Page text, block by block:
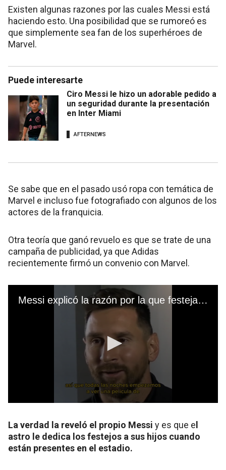
Existen algunas razones por las cuales Messi está
haciendo esto. Una posibilidad que se rumoreó es
que simplemente sea fan de los superhéroes de
Marvel.
Puede interesarte
Ciro Messi le hizo un adorable pedido a
un seguridad durante la presentación
en Inter Miami
AFTERNEWS
Se sabe que en el pasado usó ropa con temática de
Marvel e incluso fue fotografiado con algunos de los
actores de la franquicia.
Otra teoría que ganó revuelo es que se trate de una
campaña de publicidad, ya que Adidas
recientemente firmó un convenio con Marvel.
La verdad la reveló el propio Messi y es que e
astro le dedica los festejos a sus hijos cuando
están presentes en el estadio.